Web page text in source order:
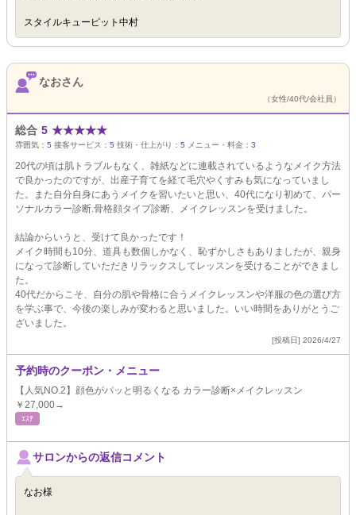
スタイルキューピット中村
なおさん
（女性/40代/会社員）
総合 5 ★★★★★
雰囲気： 5 接客サービス： 5 技術・仕上がり： 5 メニュー・料金： 3
20代の頃は肌トラブルもなく、雑紙などに連載されているようなメイク方法
で良かったのですが、出産子育てを経て毛穴やくすみも気になっていまし
た。また自分自身にあうメイクを習いたいと思い、40代になり初めて、パー
ソナルカラー診断.骨格顔タイプ診断、メイクレッスンを受けました。
結論からいうと、受けて良かったです！
メイク時間も10分、道具も数個しかなく、恥ずかしさもありましたが、親身
になって診断していただきリラックスしてレッスンを受けることができまし
た。
40代だからこそ、自分の肌や骨格に合うメイクレッスンや洋服の色の選び方
を学ぶ事で、今後の楽しみが変わると思いました。いい時間をありがとうご
ざいました。
[投稿日] 2026/4/27
予約時のクーポン・メニュー
【人気NO.2】顔色がパッと明るくなる カラー診断×メイクレッスン
￥27,000→
ｴｽﾃ
サロンからの返信コメント
なお様